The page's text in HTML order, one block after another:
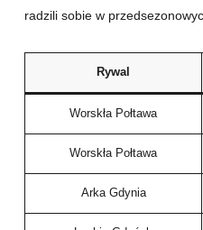
radzili sobie w
Rywal
Worskła Połtawa
Worskła Połtawa
Arka Gdynia